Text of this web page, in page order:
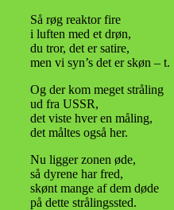
Så røg reaktor fire
i luften med et drøn,
du tror, det er satire,
men vi syn’s det er skøn – t.
Og der kom meget stråling
ud fra USSR,
det viste hver en måling,
det måltes også her.
Nu ligger zonen øde,
så dyrene har fred,
skønt mange af dem døde
på dette strålingssted.